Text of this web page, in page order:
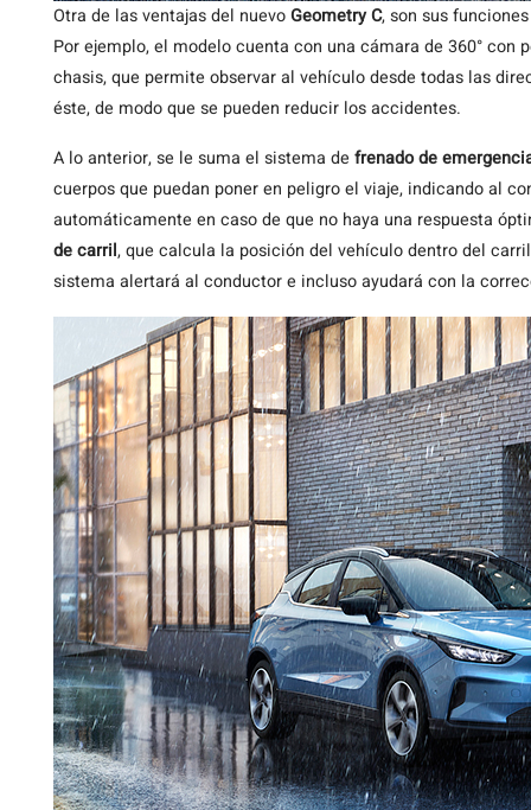
Otra de las ventajas del nuevoGeometry C, son sus
Por ejemplo, el modelo cuenta con una cámara de 360° con
chasis, que permite observar al vehículo desde todas las
éste, de modo que se pueden reducir los accidentes.
A lo anterior, se le suma el sistema de frenado de
cuerpos que puedan poner en peligro el viaje, indicando al
automáticamente en caso de que no haya una respuesta
de carril, que calcula la posición del vehículo dentro del
sistema alertará al conductor e incluso ayudará con la